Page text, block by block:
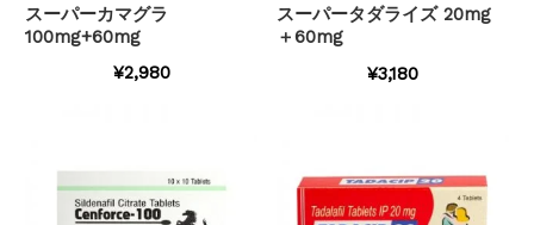
スーパーカマグラ
100mg+60mg
¥2,980
スーパータダライズ 20mg
＋60mg
¥3,180